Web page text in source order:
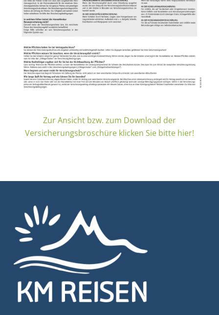
Zur Ansicht bzw. zum Download der
Versicherungsbroschüre klicken Sie bitte hier!